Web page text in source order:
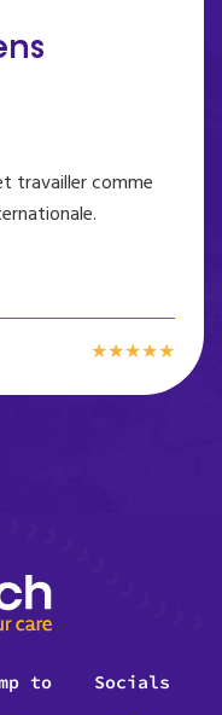
travailler comme
★★★★★
to Socials